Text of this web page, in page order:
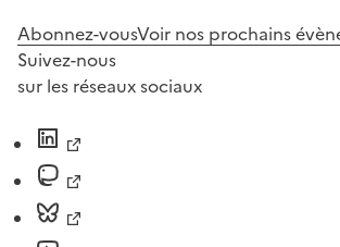
Abonnez-vousVoir nos prochains
Suivez-nous
sur les réseaux sociaux